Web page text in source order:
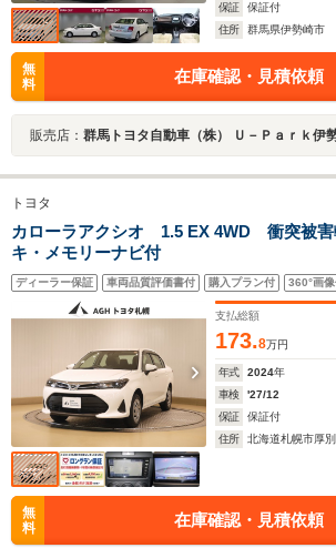
保証
保証付
住所
群馬県伊勢崎市
無
料
在庫確認・見積依頼
販売店： 群馬トヨタ自動車（株） Ｕ－Ｐａｒｋ伊
トヨタ
カローラアクシオ 1.5 EX 4WD 衝突被害
キ・メモリーナビ付
ディーラー保証 車両品質評価書付 購入プラン付 360°画
支払総額
173.8万円
年式 2024年
車検
'27/12
保証
保証付
住所
北海道札幌市厚
無
料
在庫確認・見積依頼